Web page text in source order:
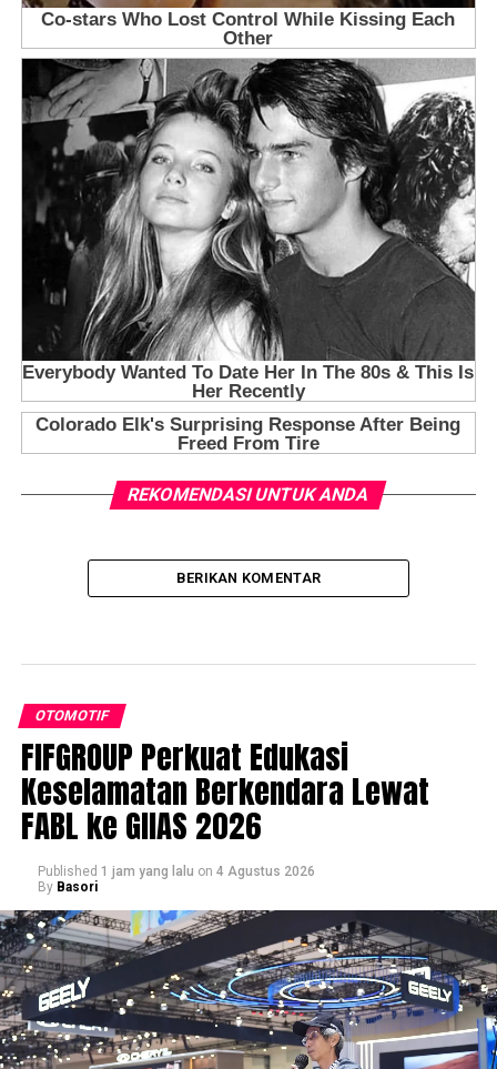
REKOMENDASI UNTUK ANDA
BERIKAN KOMENTAR
OTOMOTIF
FIFGROUP Perkuat Edukasi
Keselamatan Berkendara Lewat
FABL ke GIIAS 2026
Published 1 jam yang lalu on 4 Agustus 2026
By Basori